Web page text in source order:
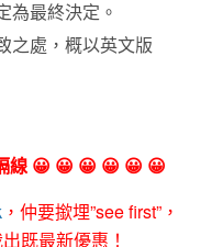
為最終決定。
之處，概以英文版
線 😀 😀 😀 😀 😀 😀
，仲要撳埋”see first”，
既最新優惠！